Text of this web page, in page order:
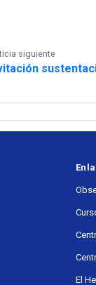
siguiente
El